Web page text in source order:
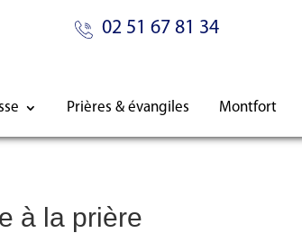
02 51 67 81 34
Prières & évangiles Montfort
à la prière